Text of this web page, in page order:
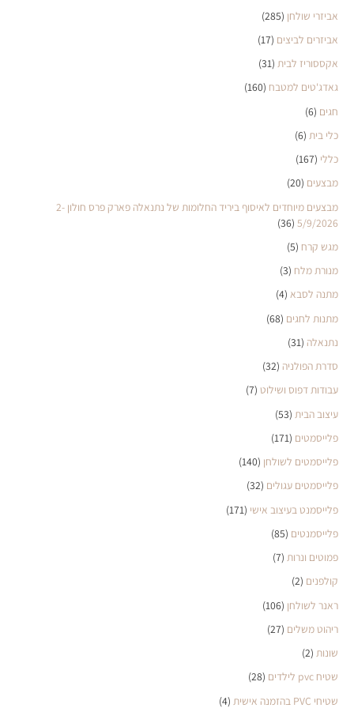
אביזרי שולחן (285)
אביזרים לביצים (17)
אקססוריז לבית (31)
גאדג'טים למטבח (160)
חגים (6)
כלי בית (6)
כללי (167)
מבצעים (20)
מבצעים מיוחדים לאיסוף ביריד החלומות של נתנאלה פארק פרס חולון 2-
5/9/2026
(36)
מגש קרח (5)
מנורת מלח (3)
מתנה לסבא (4)
מתנות לחגים (68)
נתנאלה (31)
סדרת הפולניה (32)
עבודות דפוס ושילוט (7)
עיצוב הבית (53)
פלייסמטים (171)
פלייסמטים לשולחן (140)
פלייסמטים עגולים (32)
פלייסמנט בעיצוב אישי (171)
פלייסמנטים (85)
פמוטים ונרות (7)
קולפנים (2)
ראנר לשולחן (106)
ריהוט משלים (27)
שונות (2)
שטיח pvc לילדים
(28)
שטיחי PVC בהזמנה אישית
(4)